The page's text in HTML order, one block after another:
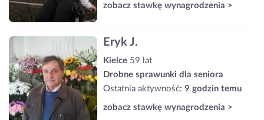
zobacz stawkę wynagrodzenia >
Eryk J.
Kielce 59 lat
Drobne sprawunki dla seniora
Ostatnia aktywność: 9 godzin temu
zobacz stawkę wynagrodzenia >